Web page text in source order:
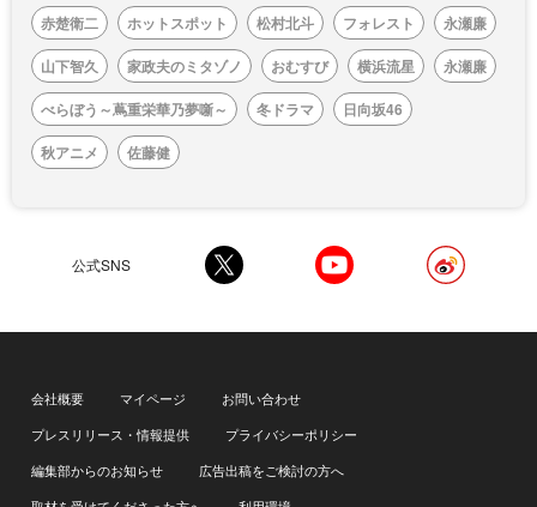
赤楚衛二
ホットスポット 松村北斗 フォレスト
永瀬廉
山下智久
家政夫のミタゾノ おむすび 横浜流星
永瀬廉
べらぼう～蔦重栄華乃夢噺～
冬ドラマ
日向坂46
秋アニメ
佐藤健
公式SNS
会社概要 マイページ
お問い合わせ
プレスリリース・情報提供
プライバシーポリシー
編集部からのお知らせ
広告出稿をご検討の方へ